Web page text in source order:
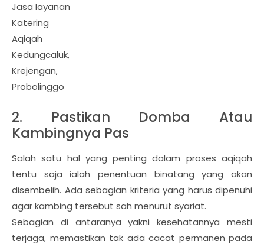
Jasa layanan
Katering
Aqiqah
Kedungcaluk,
Krejengan,
Probolinggo
2. Pastikan Domba Atau
Kambingnya Pas
Salah satu hal yang penting dalam proses aqiqah
tentu saja ialah penentuan binatang yang akan
disembelih. Ada sebagian kriteria yang harus dipenuhi
agar kambing tersebut sah menurut syariat.
Sebagian di antaranya yakni kesehatannya mesti
terjaga, memastikan tak ada cacat permanen pada